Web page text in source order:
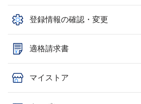
登録情報の確認・変更
適格請求書
マイストア